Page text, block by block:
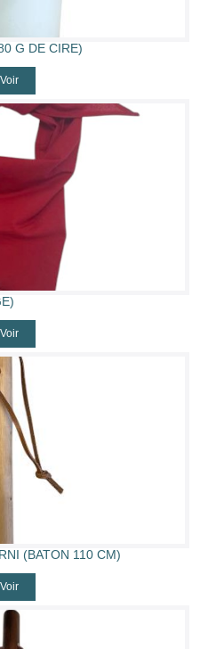
G DE CIRE)
Voir
Voir
(BATON 110 CM)
Voir